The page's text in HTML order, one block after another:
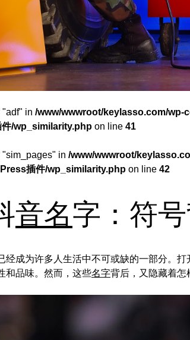
"adf" in /www/wwwroot/keylasso.com/wp-
/wp_similarity.php on line 41
"sim_pages" in /www/wwwroot/
插件/wp_similarity.php on line 42
音名字：符
经成为许多人生活中不可或缺的一部分。
和品味。然而，这些名字背后，又隐藏着怎